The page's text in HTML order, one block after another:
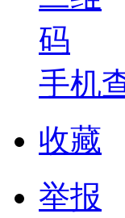
手机
收藏
举报